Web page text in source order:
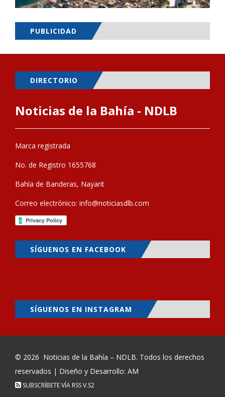
PUBLICIDAD
DIRECTORIO
Noticias de la Bahía - NDLB
Marca registrada
No. de Registro 1655768
Bahía de Banderas, Nayarit
Correo electrónico: info@noticiasdlb.com
SÍGUENOS EN FACEBOOK
SÍGUENOS EN INSTAGRAM
© 2026 Noticias de la Bahía – NDLB. Todos los derechos
reservados | Diseño y Desarrollo: AM
SUBSCRÍBETE VÍA RSSV.S2